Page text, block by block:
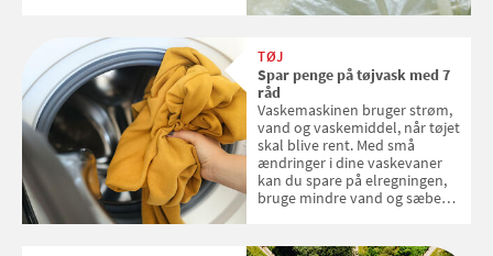
TØJ
Spar penge på tøjvask med 7
råd
Vaskemaskinen bruger strøm,
vand og vaskemiddel, når tøjet
skal blive rent. Med små
ændringer i dine vaskevaner
kan du spare på elregningen,
bruge mindre vand og sæbe
enkle råd til at spare penge på